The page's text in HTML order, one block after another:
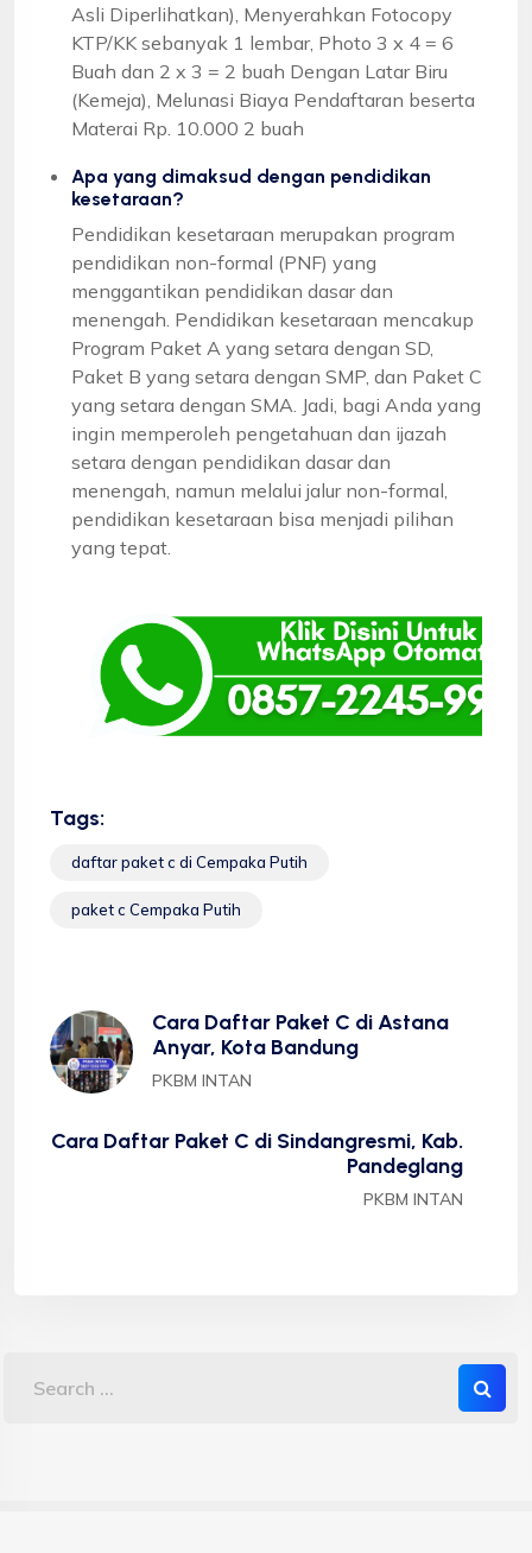
Asli Diperlihatkan), Menyerahkan Fotocopy
KTP/KK sebanyak 1 lembar, Photo 3 x 4 = 6
Buah dan 2 x 3 = 2 buah Dengan Latar Biru
(Kemeja), Melunasi Biaya Pendaftaran beserta
Materai Rp. 10.000 2 buah
Apa yang dimaksud dengan pendidikan
kesetaraan?
Pendidikan kesetaraan merupakan program
pendidikan non-formal (PNF) yang
menggantikan pendidikan dasar dan
menengah. Pendidikan kesetaraan mencakup
Program Paket A yang setara dengan SD,
Paket B yang setara dengan SMP, dan Paket C
yang setara dengan SMA. Jadi, bagi Anda yang
ingin memperoleh pengetahuan dan ijazah
setara dengan pendidikan dasar dan
menengah, namun melalui jalur non-formal,
pendidikan kesetaraan bisa menjadi pilihan
yang tepat.
Tags:
daftar paket c di Cempaka Putih
paket c Cempaka Putih
Cara Daftar Paket C di Astana
Anyar, Kota Bandung
PKBM INTAN
Cara Daftar Paket C di Sindangresmi, Kab.
Pandeglang
PKBM INTAN